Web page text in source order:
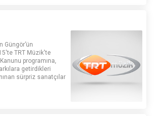
Güngör’ün
TRT Müzik'te
programına,
getirdikleri
sürpriz sanatçılar